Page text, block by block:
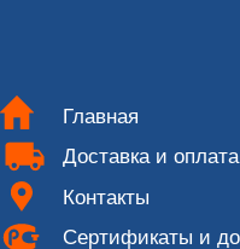
Доставка и оплата
Сертификаты и документы
Скачать прайс
Каталог продукции